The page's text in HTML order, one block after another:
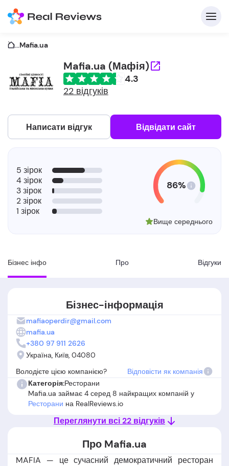
...Mafia.ua
Mafia.ua (Мафія)
4.3
22 відгуків
Написати відгук Відвідати сайт
Бізнес інфо Про Вiдгуки
5 зірок
4 зірок
3 зірок
2 зірок
1 зірок
86%
Вище середнього
Бізнес-інформація
mafiaoperdir@gmail.com
mafia.ua
+380 97 911 2626
Україна, Київ, 04080
Володієте цією компанією?
Відповісти як компанія
Категорія:Ресторани
Mafia.ua займає 4 серед 8 найкращих компаній у
Ресторани на RealReviews.io
Переглянути всі 22 відгуків
Про Mafia.ua
MAFIA — це сучасний демократичний ресторан